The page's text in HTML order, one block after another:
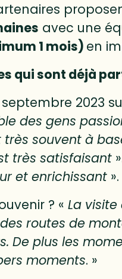
avec une
1 mois) en
qui sont déjà parti
2023
des gens
très souvent à
très satisfaisant
et enrichissant ».
? « La
routes de
De plus les
moments. »